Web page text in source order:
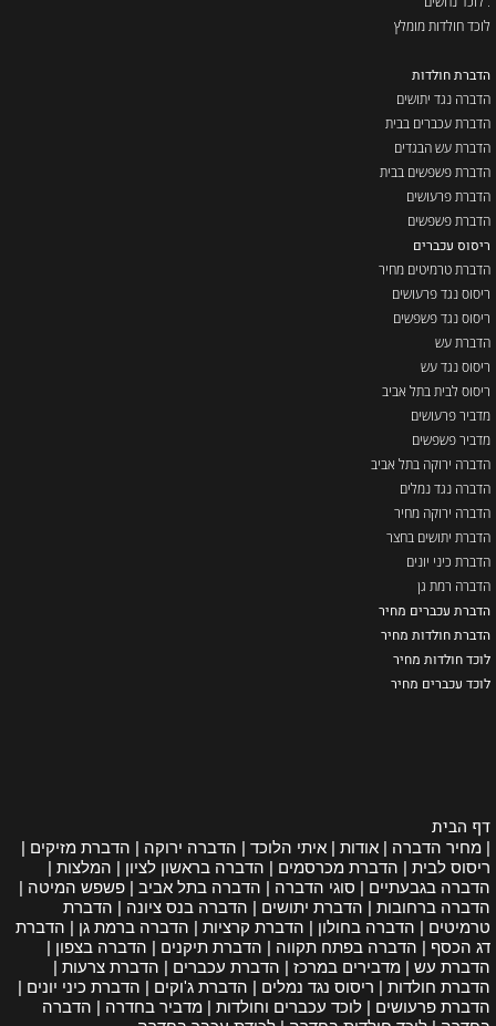
לוכד חולדות מומלץ
הדברת חולדות
הדברה נגד יתושים
הדברת עכברים בבית
הדברת עש הבגדים
הדברת פשפשים בבית
הדברת פרעושים
הדברת פשפשים
ריסוס עכברים
הדברת טרמיטים מחיר
ריסוס נגד פרעושים
ריסוס נגד פשפשים
הדברת עש
ריסוס נגד עש
ריסוס לבית בתל אביב
מדביר פרעושים
מדביר פשפשים
הדברה ירוקה בתל אביב
הדברה נגד נמלים
הדברה ירוקה מחיר
הדברת יתושים בחצר
הדברת כיני יונים
הדברה רמת גן
הדברת עכברים מחיר
הדברת חולדות מחיר
לוכד חולדות מחיר
לוכד עכברים מחיר
דף הבית
| מחיר הדברה | אודות | איתי הלוכד | הדברה ירוקה | הדברת מזיקים |
ריסוס לבית | הדברת מכרסמים | הדברה בראשון לציון | המלצות |
הדברה בגבעתיים | סוגי הדברה | הדברה בתל אביב | פשפש המיטה |
הדברה ברחובות | הדברת יתושים | הדברה בנס ציונה | הדברת
טרמיטים | הדברה בחולון | הדברת קרציות | הדברה ברמת גן | הדברת
דג הכסף | הדברה בפתח תקווה | הדברת תיקנים | הדברה בצפון |
הדברת עש | מדבירים במרכז | הדברת עכברים | הדברת צרעות |
הדברת חולדות | ריסוס נגד נמלים | הדברת ג'וקים | הדברת כיני יונים |
הדברת פרעושים | לוכד עכברים וחולדות | מדביר בחדרה | הדברה